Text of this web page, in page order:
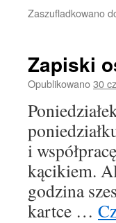
Zaszufladkowano
Zapiski
Opublikowano30
i
kącikiem.
godzina
kartce …